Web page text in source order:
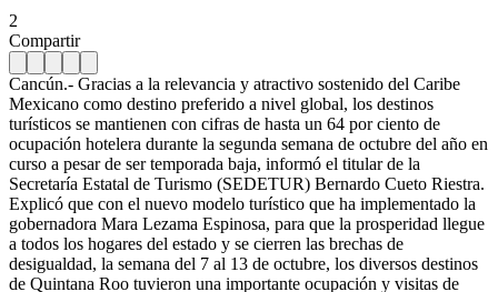
2
Compartir
Cancún.- Gracias a la relevancia y atractivo sostenido del Caribe
Mexicano como destino preferido a nivel global, los destinos
turísticos se mantienen con cifras de hasta un 64 por ciento de
ocupación hotelera durante la segunda semana de octubre del año en
curso a pesar de ser temporada baja, informó el titular de la
Secretaría Estatal de Turismo (SEDETUR) Bernardo Cueto Riestra.
Explicó que con el nuevo modelo turístico que ha implementado la
gobernadora Mara Lezama Espinosa, para que la prosperidad llegue
a todos los hogares del estado y se cierren las brechas de
desigualdad, la semana del 7 al 13 de octubre, los diversos destinos
de Quintana Roo tuvieron una importante ocupación y visitas de